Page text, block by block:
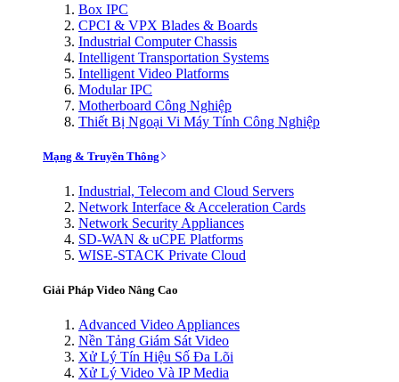
Box IPC
CPCI & VPX Blades & Boards
Industrial Computer Chassis
Intelligent Transportation Systems
Intelligent Video Platforms
Modular IPC
Motherboard Công Nghiệp
Thiết Bị Ngoại Vi Máy Tính Công Nghiệp
Mạng & Truyền Thông
Industrial, Telecom and Cloud Servers
Network Interface & Acceleration Cards
Network Security Appliances
SD-WAN & uCPE Platforms
WISE-STACK Private Cloud
Giải Pháp Video Nâng Cao
Advanced Video Appliances
Nền Tảng Giám Sát Video
Xử Lý Tín Hiệu Số Đa Lõi
Xử Lý Video Và IP Media